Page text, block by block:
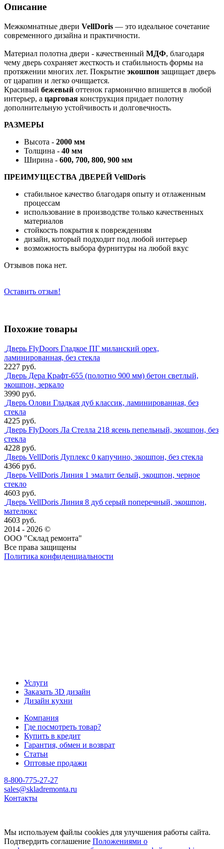
Описание
Межкомнатные двери VellDoris — это идеальное сочетание
современного дизайна и практичности.
Материал полотна двери - качественный МДФ, благодаря
чему дверь сохраняет жесткость и стабильность формы на
протяжении многих лет. Покрытие экошпон защищает дверь
от царапин и легко очищается.
Красивый бежевый оттенок гармонично впишется в любой
интерьер, а царговая конструкция придает полотну
дополнительную устойчивость и долговечность.
РАЗМЕРЫ
Высота - 2000 мм
Толщина - 40 мм
Ширина - 600, 700, 800, 900 мм
ПРЕИМУЩЕСТВА ДВЕРЕЙ VellDoris
стабильное качество благодаря опыту и отлаженным
процессам
использование в производстве только качественных
материалов
стойкость покрытия к повреждениям
дизайн, который подходит под любой интерьер
возможность выбора фурнитуры на любой вкус
Отзывов пока нет.
Оставить отзыв!
Похожие товары
Дверь FlyDoors Гладкое ПГ миланский орех,
ламинированная, без стекла
2227 руб.
Дверь Дера Крафт-655 (полотно 900 мм) бетон светлый,
экошпон, зеркало
3990 руб.
Дверь Олови Гладкая дуб классик, ламинированная, без
стекла
4225 руб.
Дверь FlyDoors Ла Стелла 218 ясень пепельный, экошпон, без
стекла
4228 руб.
Дверь VellDoris Дуплекс 0 капучино, экошпон, без стекла
4366 руб.
Дверь VellDoris Линия 1 эмалит белый, экошпон, черное
стекло
4603 руб.
Дверь VellDoris Линия 8 дуб серый поперечный, экошпон,
мателюкс
4603 руб.
2014 - 2026 ©
ООО "Склад ремонта"
Все права защищены
Политика конфиденциальности
Услуги
Заказать 3D дизайн
Дизайн кухни
Компания
Где посмотреть товар?
Купить в кредит
Гарантия, обмен и возврат
Статьи
Оптовые продажи
8-800-775-27-27
sales@skladremonta.ru
Контакты
Мы используем файлы cookies для улучшения работы сайта.
Подтвердить соглашение Положениями о